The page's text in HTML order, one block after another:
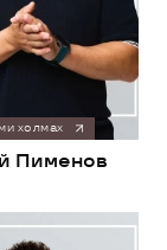
холмах
Пименов